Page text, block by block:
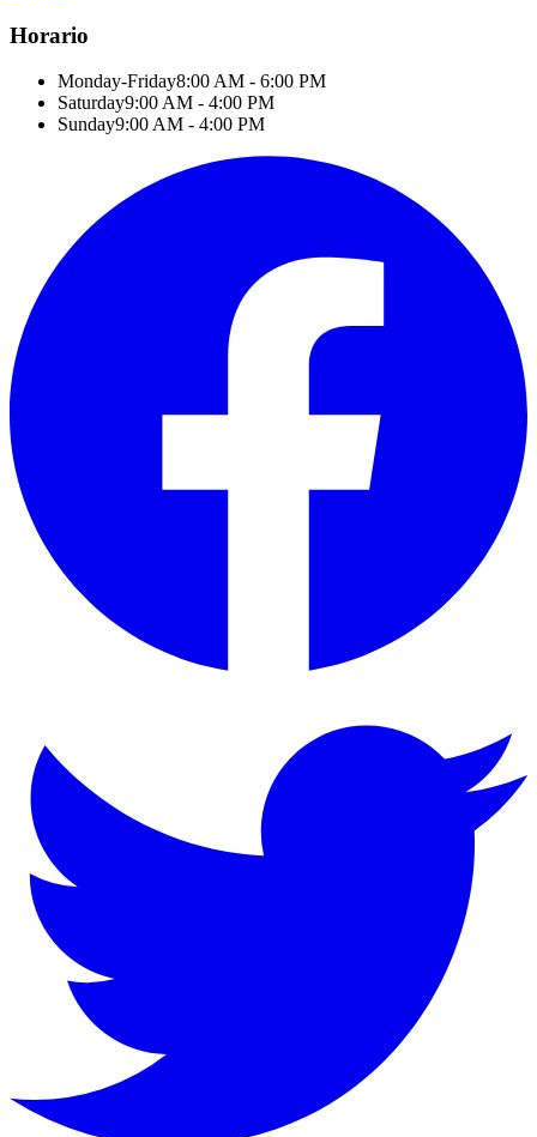
Horario
Monday-Friday8:00 AM - 6:00 PM
Saturday9:00 AM - 4:00 PM
Sunday9:00 AM - 4:00 PM